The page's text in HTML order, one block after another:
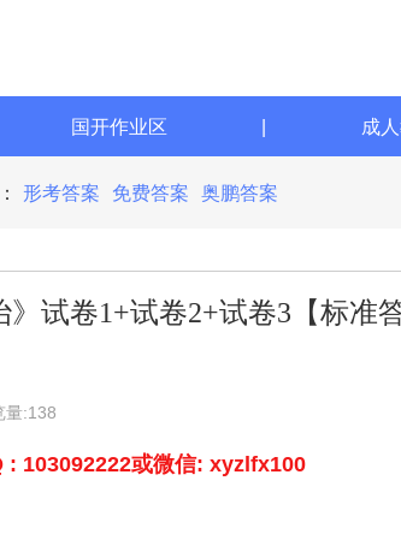
国开作业区 成
形考答案 免费答案 奥鹏答案
试卷1+试卷2+试卷3【标准
量:138
: 103092222或微信: xyzlfx100